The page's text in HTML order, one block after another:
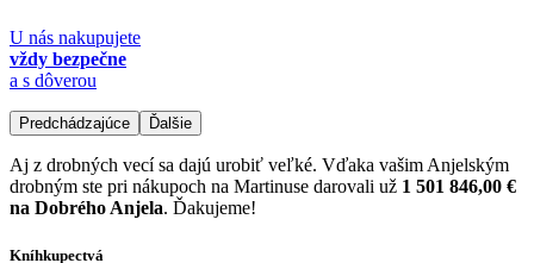
U nás nakupujete
vždy bezpečne
a s dôverou
Predchádzajúce Ďalšie
Aj z drobných vecí sa dajú urobiť veľké. Vďaka vašim Anjelským
drobným ste pri nákupoch na Martinuse darovali už 1 501 846,00 €
na Dobrého Anjela. Ďakujeme!
Kníhkupectvá